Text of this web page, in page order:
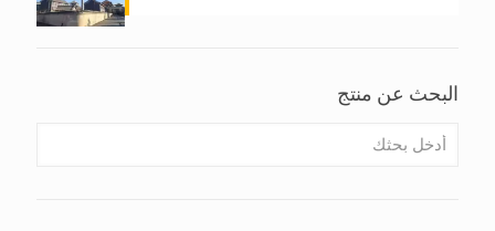
البحث عن منتج